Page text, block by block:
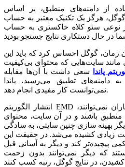
2012، استفاده از دامنه‌های منطبق، بر اساس
هرگز یک تکنیک معتبر به حساب
نوعی سئو کلاه خاکستری به حساب
زمان، گوگل احساس کرد که باید این
مانند سایت‌هایی که محتوای بی‌کیفیت
پاندا
سعی داشت با آن‌ها مقابله
دامنه‌های تطبیق می‌رسید، پاندا
نمی‌توانست کار مفیدی انجام دهد.
انتشار الگوریتم EMD به این معنی بود که سئو کاران نمی‌توانند،
منطبق باشند و در آن سایت، محتوای
بهینه سازی چنین سایتی، به سادگی
زیادی کشیده می‌شد. در حقیقت این
کمی پیچیده‌تر کند و دیگر به آسانی قبل
که دیگر نمی‌توانند بدون زحمت